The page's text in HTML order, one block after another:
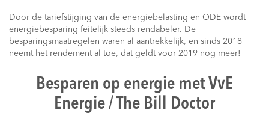
Door de tariefstijging van de energiebelasting en ODE wordt
energiebesparing feitelijk steeds rendabeler. De
besparingsmaatregelen waren al aantrekkelijk, en sinds 2018
neemt het rendement al toe, dat geldt voor 2019 nog meer!
Besparen op energie met VvE
Energie / The Bill Doctor